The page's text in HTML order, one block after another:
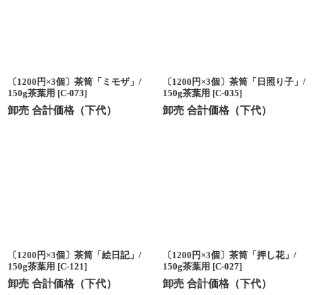
〔1200円×3個〕茶筒「ミモザ」/
150g茶葉用 [C-073]
卸売 合計価格（下代）
〔1200円×3個〕茶筒「日照り子」/
150g茶葉用 [C-035]
卸売 合計価格（下代）
〔1200円×3個〕茶筒「絵日記」/
150g茶葉用 [C-121]
卸売 合計価格（下代）
〔1200円×3個〕茶筒「押し花」/
150g茶葉用 [C-027]
卸売 合計価格（下代）